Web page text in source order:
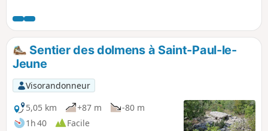
retour jusqu'à la résurgence de la Cotepatière, de
préférence après un épisode pluvieux, sinon c'est sec. Je
donne les références de la rando "les résurgences" sur
laquelle l'on marche un moment.
Sentier des dolmens à Saint-Paul-le-
Jeune
Visorandonneur
5,05 km
+87 m
-80 m
1h 40
Facile